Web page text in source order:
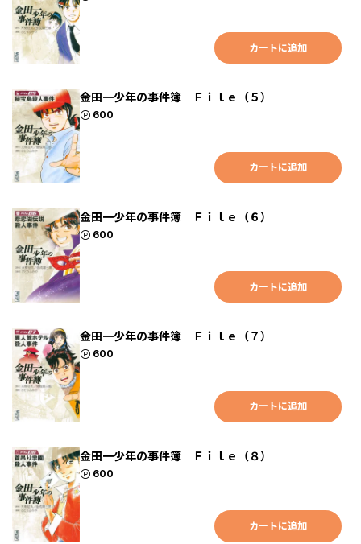
カートに追加
金田一少年の事件簿 Ｆｉｌｅ（５）
600
ポイント
カートに追加
金田一少年の事件簿 Ｆｉｌｅ（６）
600
ポイント
カートに追加
金田一少年の事件簿 Ｆｉｌｅ（７）
600
ポイント
カートに追加
金田一少年の事件簿 Ｆｉｌｅ（８）
600
ポイント
カートに追加